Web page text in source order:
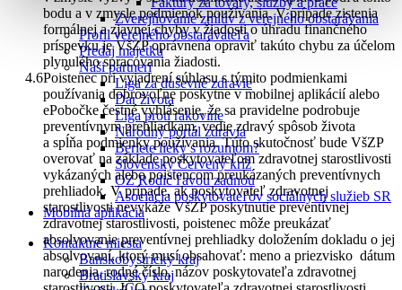
Zverejňovanie zmlúv z verejného obstarávania
Profil verejného obstarávateľa
Predaj majetku
Naši partneri
Liga za duševné zdravie
Dar života
Liga proti rakovine
Národný portál zdravia
Beriete lieky s rozumom?
Slovenský Červený kríž
OZ Rodič ľavou zadnou
Asociácia poskytovateľov sociálnych služieb SR
Mobilná aplikácia
Kontaktné miesta
Banskobystrický kraj
Bratislavský kraj
bodu a v zmysle podmienok používania. V prípade zistenia
formálnej a zjavnej chyby v žiadosti o úhradu finančného
príspevku je VšZP oprávnená opraviť takúto chybu za účelom
plynulého spracovania žiadosti.
Poistenec pri vyjadrení súhlasu s týmito podmienkami
používania dobrovoľne poskytne v mobilnej aplikácií alebo
ePobočke čestné vyhlásenie, že sa pravidelne podrobuje
preventívnym prehliadkam, vedie zdravý spôsob života
a spĺňa podmienky používania. Túto skutočnosť bude VšZP
overovať na základe poskytovateľom zdravotnej starostlivosti
vykázaných alebo poistencom preukázaných preventívnych
prehliadok. V prípade, ak poskytovateľ zdravotnej
starostlivosti nevykáže VšZP poskytnutie preventívnej
zdravotnej starostlivosti, poistenec môže preukázať
absolvovanie preventívnej prehliadky doložením dokladu o jej
absolvovaní, ktorý musí obsahovať: meno a priezvisko dátum
narodenia, rodné číslo, názov poskytovateľa zdravotnej